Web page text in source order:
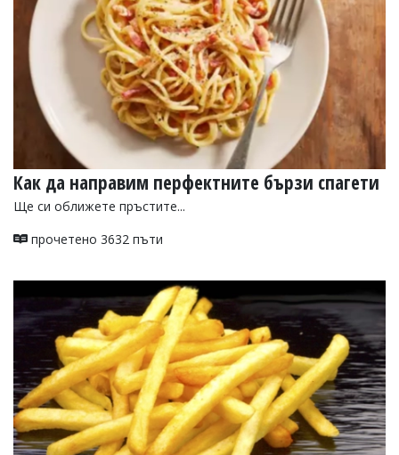
Как да направим перфектните бързи спагети
Ще си оближете пръстите...
прочетено 3632 пъти